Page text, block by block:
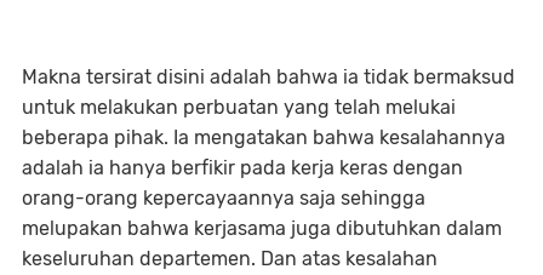
Makna tersirat disini adalah bahwa ia tidak bermaksud
untuk melakukan perbuatan yang telah melukai
beberapa pihak. Ia mengatakan bahwa kesalahannya
adalah ia hanya berfikir pada kerja keras dengan
orang-orang kepercayaannya saja sehingga
melupakan bahwa kerjasama juga dibutuhkan dalam
keseluruhan departemen. Dan atas kesalahan